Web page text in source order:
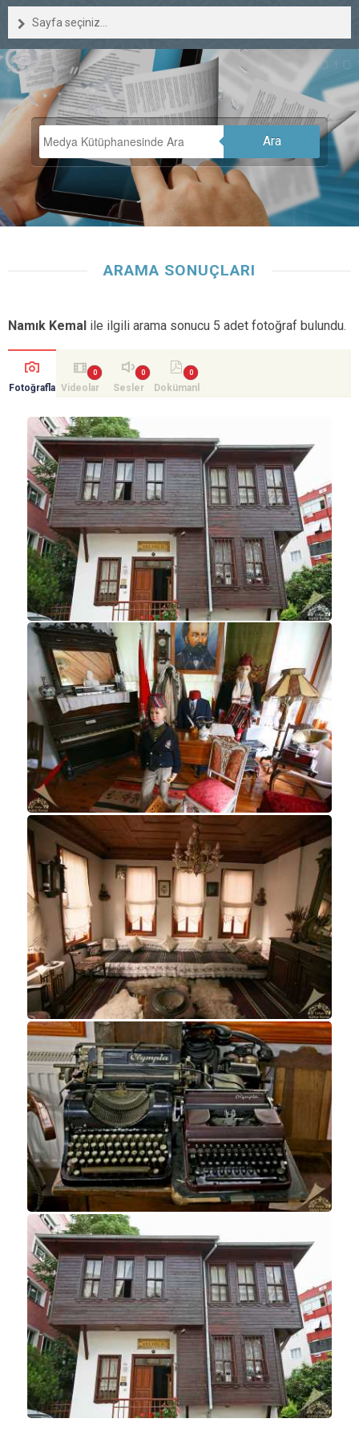
Sayfa seçiniz...
Ara
ARAMA SONUÇLARI
Namık Kemal ile ilgili arama sonucu 5 adet fotoğraf bulundu.
Fotoğrafla Videolar Sesler
Dokümanl